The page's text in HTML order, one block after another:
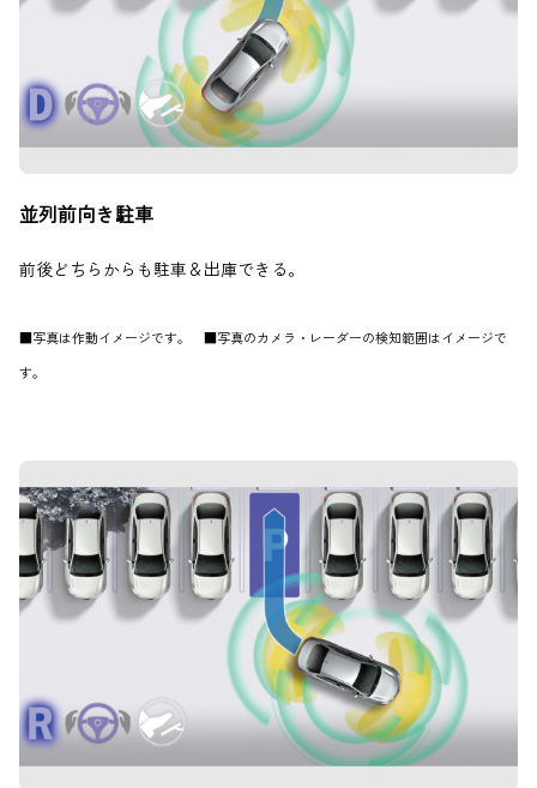
並列前向き駐車
前後どちらからも駐車＆出庫できる。
■写真は作動イメージです。 ■写真のカメラ・レーダーの検知範囲はイメージで
す。